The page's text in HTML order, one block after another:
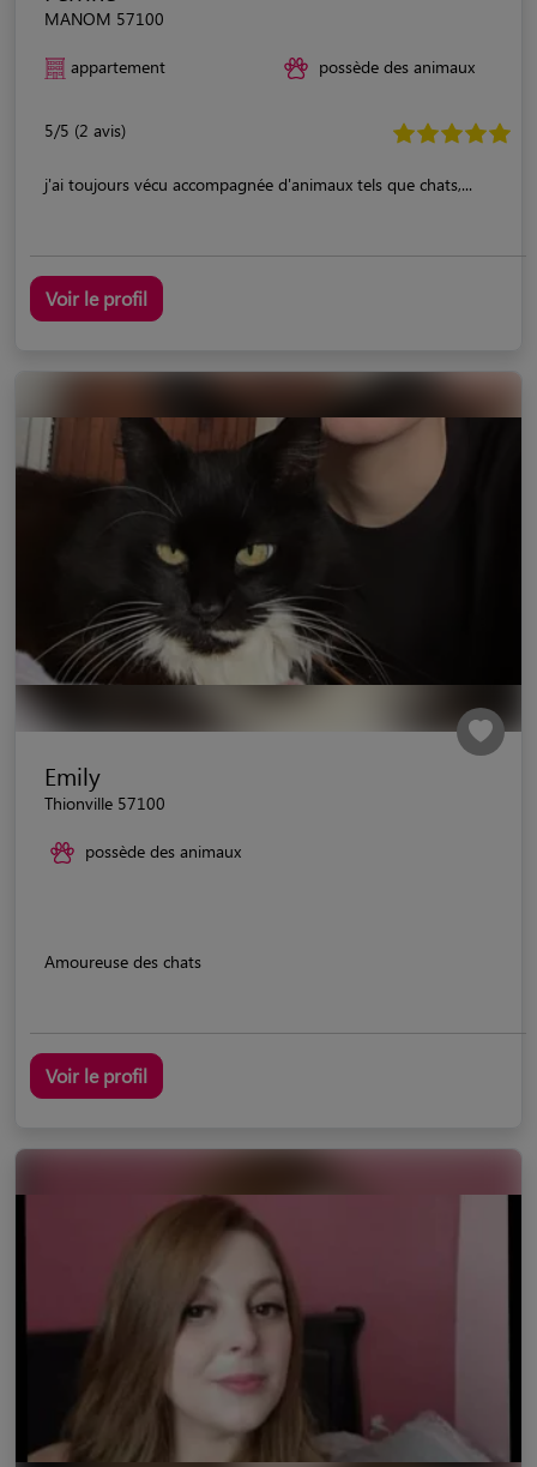
MANOM 57100
appartement possède des animaux
5/5 (2 avis)
j'ai toujours vécu accompagnée d'animaux tels que chats,...
Voir le profil
Emily
Thionville 57100
possède des animaux
Amoureuse des chats
Voir le profil